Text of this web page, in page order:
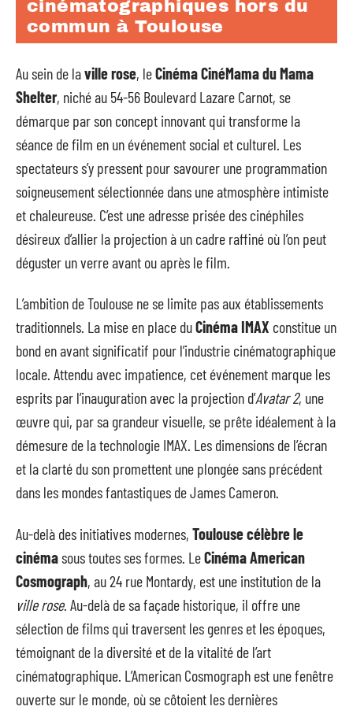
cinématographiques hors du
commun à Toulouse
Au sein de laville rose, leCinéma CinéMama du Mama
Shelter, niché au 54-56 Boulevard Lazare Carnot, se
démarque par son concept innovant qui transforme la
séance de film en un événement social et culturel. Les
spectateurs s’y pressent pour savourer une programmation
soigneusement sélectionnée dans une atmosphère intimiste
et chaleureuse. C’est une adresse prisée des cinéphiles
désireux d’allier la projection à un cadre raffiné où l’on peut
déguster un verre avant ou après le film.
L’ambition de Toulouse ne se limite pas aux établissements
traditionnels. La mise en place duCinéma IMAX constitue un
bond en avant significatif pour l’industrie cinématographique
locale. Attendu avec impatience, cet événement marque les
esprits par l’inauguration avec la projection d’Avatar 2, une
œuvre qui, par sa grandeur visuelle, se prête idéalement à la
démesure de la technologie IMAX. Les dimensions de l’écran
et la clarté du son promettent une plongée sans précédent
dans les mondes fantastiques de James Cameron.
Au-delà des initiatives modernes, Toulouse célèbre le
cinémasous toutes ses formes. LeCinéma American
Cosmograph, au 24 rue Montardy, est une institution de la
ville rose. Au-delà de sa façade historique, il offre une
sélection de films qui traversent les genres et les époques,
témoignant de la diversité et de la vitalité de l’art
cinématographique. L’American Cosmograph est une fenêtre
ouverte sur le monde, où se côtoient les dernières